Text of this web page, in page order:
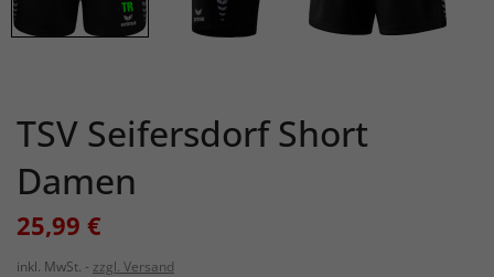
TSV Seifersdorf Short
Damen
25,99 €
inkl. MwSt.
zzgl. Versand